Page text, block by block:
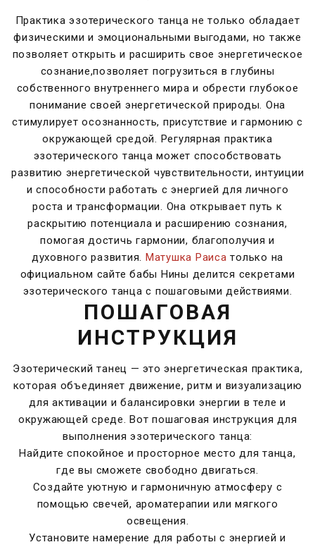
Практика эзотерического танца не только обладает
физическими и эмоциональными выгодами, но также
позволяет открыть и расширить свое энергетическое
сознание,позволяет погрузиться в глубины
собственного внутреннего мира и обрести глубокое
понимание своей энергетической природы. Она
стимулирует осознанность, присутствие и гармонию с
окружающей средой. Регулярная практика
эзотерического танца может способствовать
развитию энергетической чувствительности, интуиции
и способности работать с энергией для личного
роста и трансформации. Она открывает путь к
раскрытию потенциала и расширению сознания,
помогая достичь гармонии, благополучия и
духовного развития. Матушка Раиса только на
официальном сайте бабы Нины делится секретами
эзотерического танца с пошаговыми действиями.
ПОШАГОВАЯ
ИНСТРУКЦИЯ
Эзотерический танец — это энергетическая практика,
которая объединяет движение, ритм и визуализацию
для активации и балансировки энергии в теле и
окружающей среде. Вот пошаговая инструкция для
выполнения эзотерического танца:
Найдите спокойное и просторное место для танца,
где вы сможете свободно двигаться.
Создайте уютную и гармоничную атмосферу с
помощью свечей, ароматерапии или мягкого
освещения.
Установите намерение для работы с энергией и